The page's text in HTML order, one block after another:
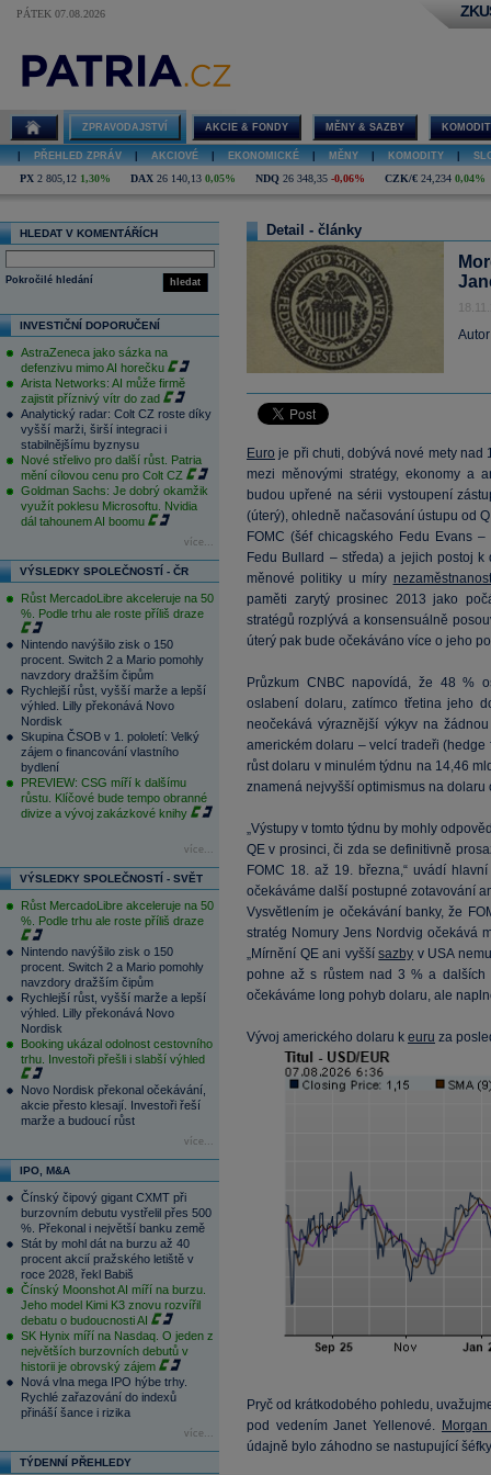
PÁTEK 07.08.2026
ZPRAVODAJSTVÍ AKCIE & FONDY MĚNY & SAZBY
PŘEHLED ZPRÁV AKCIOVÉ EKONOMICKÉ MĚNY KOMODITY
PX 2 805,12 1,30% DAX 26 140,13 0,05% NDQ 26 348,35 -0,06% CZK/€ 24,234 0,04%
HLEDAT V KOMENTÁŘÍCH
hledat
Pokročilé hledání
INVESTIČNÍ DOPORUČENÍ
AstraZeneca jako sázka na
defenzivu mimo AI horečku
Arista Networks: AI může firmě
zajistit příznivý vítr do zad
Analytický radar: Colt CZ roste díky
vyšší marži, širší integraci i
stabilnějšímu byznysu
Nové střelivo pro další růst. Patria
mění cílovou cenu pro Colt CZ
Goldman Sachs: Je dobrý okamžik
využít poklesu Microsoftu. Nvidia
dál tahounem AI boomu
více...
VÝSLEDKY SPOLEČNOSTÍ - ČR
Růst MercadoLibre akceleruje na 50
%. Podle trhu ale roste příliš draze
Nintendo navýšilo zisk o 150
procent. Switch 2 a Mario pomohly
navzdory dražším čipům
Rychlejší růst, vyšší marže a lepší
výhled. Lilly překonává Novo
Nordisk
Skupina ČSOB v 1. pololetí: Velký
zájem o financování vlastního
bydlení
PREVIEW: CSG míří k dalšímu
růstu. Klíčové bude tempo obranné
divize a vývoj zakázkové knihy
více...
VÝSLEDKY SPOLEČNOSTÍ - SVĚT
Růst MercadoLibre akceleruje na 50
%. Podle trhu ale roste příliš draze
Nintendo navýšilo zisk o 150
procent. Switch 2 a Mario pomohly
navzdory dražším čipům
Rychlejší růst, vyšší marže a lepší
výhled. Lilly překonává Novo
Nordisk
Booking ukázal odolnost cestovního
trhu. Investoři přešli i slabší výhled
Novo Nordisk překonal očekávání,
akcie přesto klesají. Investoři řeší
marže a budoucí růst
více...
IPO, M&A
Čínský čipový gigant CXMT při
burzovním debutu vystřelil přes 500
%. Překonal i největší banku země
Stát by mohl dát na burzu až 40
procent akcií pražského letiště v
roce 2028, řekl Babiš
Čínský Moonshot AI míří na burzu.
Jeho model Kimi K3 znovu rozvířil
debatu o budoucnosti AI
SK Hynix míří na Nasdaq. O jeden z
největších burzovních debutů v
historii je obrovský zájem
Nová vlna mega IPO hýbe trhy.
Rychlé zařazování do indexů
přináší šance i rizika
více...
TÝDENNÍ PŘEHLEDY
Detail - články
Euro je při chuti, dobývá nové mety nad
mezi měnovými stratégy, ekonomy a
budou upřené na sérii vystoupení
(úterý), ohledně načasování ústupu od
FOMC (šéf chicagského Fedu Evans
Fedu Bullard – středa) a jejich postoj
měnové politiky u míry
paměti zarytý prosinec 2013 jako
stratégů rozplývá a konsensuálně
úterý pak bude očekáváno více o jeho
Průzkum CNBC napovídá, že 48 %
oslabení dolaru, zatímco třetina jeho
neočekává výraznější výkyv na
americkém dolaru – velcí tradeři
růst dolaru v minulém týdnu na 14,46
znamená nejvyšší optimismus na
„Výstupy v tomto týdnu by mohly
QE v prosinci, či zda se definitivně
FOMC 18. až 19. března,“ uvádí
očekáváme další postupné zotavování
Vysvětlením je očekávání banky, že
stratég Nomury Jens Nordvig očekává
„Mírnění QE ani vyššísazby v USA
pohne až s růstem nad 3 % a
očekáváme long pohyb dolaru, ale
Vývoj amerického dolaru k euru za
Pryč od krátkodobého pohledu,
pod vedením Janet Yellenové.
údajně bylo záhodno se nastupující